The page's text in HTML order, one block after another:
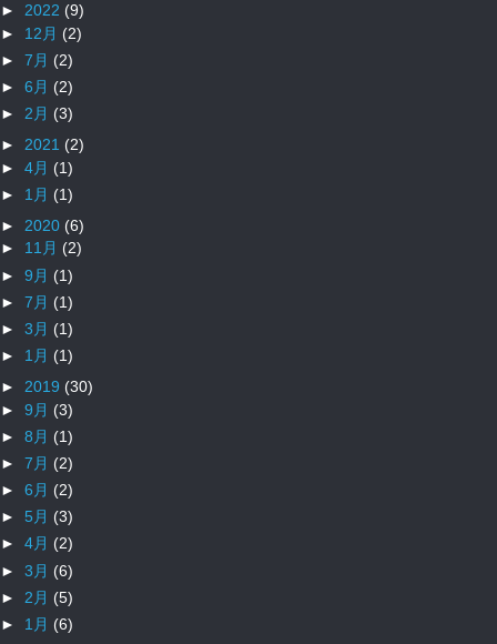
► 2022 (9)
► 12月 (2)
► 7月 (2)
► 6月 (2)
► 2月 (3)
► 2021 (2)
► 4月 (1)
► 1月 (1)
► 2020 (6)
► 11月 (2)
► 9月 (1)
► 7月 (1)
► 3月 (1)
► 1月 (1)
► 2019 (30)
► 9月 (3)
► 8月 (1)
► 7月 (2)
► 6月 (2)
► 5月 (3)
► 4月 (2)
► 3月 (6)
► 2月 (5)
► 1月 (6)